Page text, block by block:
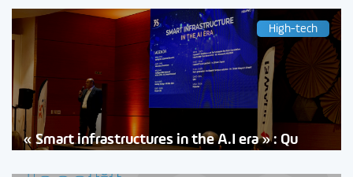
High-tech
« Smart infrastructures in the A.I era » : Qu